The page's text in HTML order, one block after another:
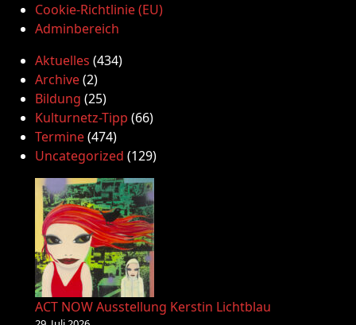
Cookie-Richtlinie (EU)
Adminbereich
Aktuelles (434)
Archive(2)
Bildung (25)
Kulturnetz-Tipp (66)
Termine(474)
Uncategorized (129)
ACT NOW Ausstellung Kerstin Lichtblau